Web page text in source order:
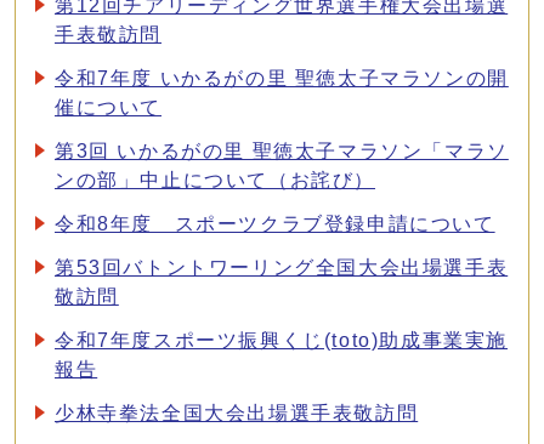
第12回チアリーディング世界選手権大会出場選
手表敬訪問
令和7年度 いかるがの里 聖徳太子マラソンの開
催について
第3回 いかるがの里 聖徳太子マラソン「マラソ
ンの部」中止について（お詫び）
令和8年度 スポーツクラブ登録申請について
第53回バトントワーリング全国大会出場選手表
敬訪問
令和7年度スポーツ振興くじ(toto)助成事業実施
報告
少林寺拳法全国大会出場選手表敬訪問